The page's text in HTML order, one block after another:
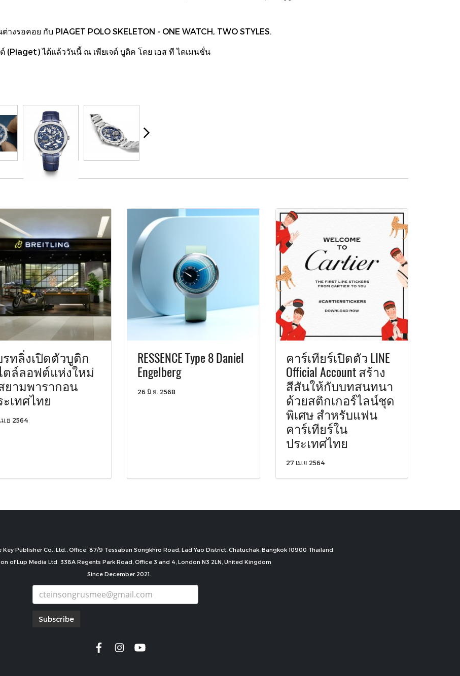
รอคอย กับ PIAGET POLO SKELETON - ONE WATCH, TWO STYLES.
(Piaget) ได้แล้ววันนี้ ณ เพียเจต์ บูติค โดย เอส ที ไดเมนชั่น
รทลิ่งเปิดตัวบูติก
ตล์ลอฟต์แห่งใหม่
ยามพารากอน
ะเทศไทย
ม.ย 2564
RESSENCE Type 8 Daniel
Engelberg
26 มิ.ย. 2568
คาร์เทียร์เปิดตัว LINE
Official Account สร้าง
สีสันให้กับบทสนทนา
ด้วยสติกเกอร์ไลน์ชุด
พิเศษ สำหรับแฟน
คาร์เทียร์ใน
ประเทศไทย
27 เม.ย 2564
Publisher Co., Ltd., Office: 87/9 Tessaban Songkhro Road, Lad Yao District, Chatuchak, Bangkok 10900 Thailand
of Lup Media Ltd. 338A Regents Park Road, Office 3 and 4, London N3 2LN, United Kingdom
Since December 2021.
Subscribe